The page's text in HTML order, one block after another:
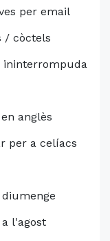
per email
/ còctels
ininterrompuda
anglès
per a celíacs
l'agost